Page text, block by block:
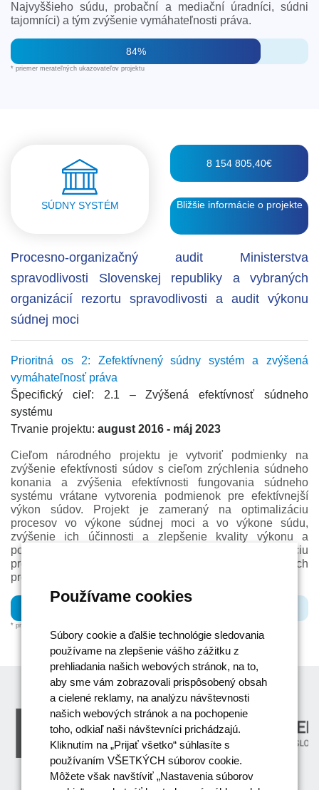
Najvyššieho súdu, probační a mediační úradníci, súdni
tajomníci) a tým zvýšenie vymáhateľnosti práva.
84%
* priemer merateľných ukazovateľov projektu
SÚDNY SYSTÉM
8 154 805,40€
Bližšie informácie o projekte
Procesno-organizačný audit Ministerstva
spravodlivosti Slovenskej republiky a vybraných
organizácií rezortu spravodlivosti a audit výkonu
súdnej moci
Prioritná os 2: Zefektívnený súdny systém a zvýšená
vymáhateľnosť práva
Špecifický cieľ: 2.1 – Zvýšená efektívnosť súdneho
systému
Trvanie projektu: august 2016 - máj 2023
Cieľom národného projektu je vytvoriť podmienky na
zvýšenie efektívnosti súdov s cieľom zrýchlenia súdneho
konania a zvýšenia efektívnosti fungovania súdneho
systému vrátane vytvorenia podmienok pre efektívnejší
výkon súdov. Projekt je zameraný na optimalizáciu
procesov vo výkone súdnej moci a vo výkone súdu,
zvýšenie ich účinnosti a zlepšenie kvality výkonu a
poskytovaných služieb smerom navonok, na optimalizáciu
procesov na MS SR vrátane zjednocovania pracovných
procesov a postupov na účely zefektívnenia činnosti.
* priemer merateľných ukazovateľov projektu
Používame cookies
Súbory cookie a ďalšie technológie sledovania
používame na zlepšenie vášho zážitku z
prehliadania našich webových stránok, na to,
aby sme vám zobrazovali prispôsobený obsah
a cielené reklamy, na analýzu návštevnosti
našich webových stránok a na pochopenie
toho, odkiaľ naši návštevníci prichádzajú.
Kliknutím na „Prijať všetko“ súhlasíte s
používaním VŠETKÝCH súborov cookie.
Môžete však navštíviť „Nastavenia súborov